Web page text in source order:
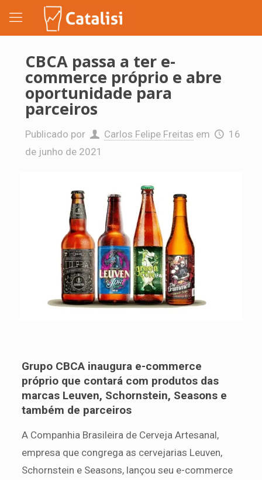
CBCA passa a ter e-
commerce próprio e abre
oportunidade para
parceiros
Publicado por Carlos Felipe Freitas em
16
de junho de 2021
Grupo CBCA inaugura e-commerce
próprio que contará com produtos das
marcas Leuven, Schornstein, Seasons e
também de parceiros
A Companhia Brasileira de Cerveja Artesanal,
empresa que congrega as cervejarias Leuven,
Schornstein e Seasons, lançou seu e-commerce